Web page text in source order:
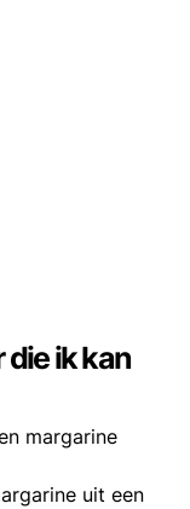
ik kan
margarine
uit een